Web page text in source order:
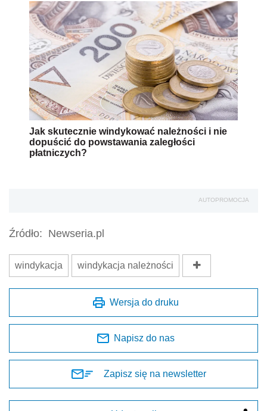
Jak skutecznie windykować należności i nie
dopuścić do powstawania zaległości
płatniczych?
AUTOPROMOCJA
Źródło: Newseria.pl
windykacja windykacja należności
Wersja do druku
Napisz do nas
Zapisz się na newsletter